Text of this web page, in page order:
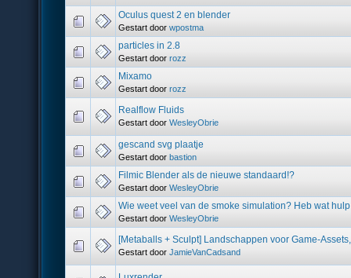
Oculus quest 2 en blender
Gestart door wpostma
particles in 2.8
Gestart door rozz
Mixamo
Gestart door rozz
Realflow Fluids
Gestart door WesleyObrie
gescand svg plaatje
Gestart door bastion
Filmic Blender als de nieuwe standaard!?
Gestart door WesleyObrie
Wie weet veel van de smoke simulation? Heb wat
Gestart door WesleyObrie
[Metaballs + Sculpt] Landschappen voor Game-
Gestart door JamieVanCadsand